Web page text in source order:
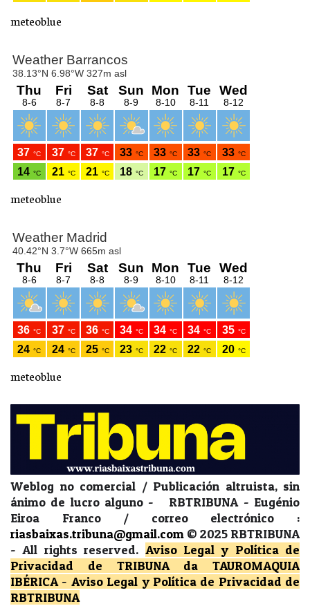
meteoblue
meteoblue
meteoblue
Weblog no comercial / Publicación altruista, sin
ánimo de lucro alguno - RBTRIBUNA - Eugénio
Eiroa Franco / correo electrónico :
riasbaixas.tribuna@gmail.com © 2025 RBTRIBUNA
-All rights reserved. Aviso Legal y Política de
Privacidad
de TRIBUNA da TAUROMAQUIA
IBÉRICA- Aviso Legal y Política de Privacidad de
RBTRIBUNA